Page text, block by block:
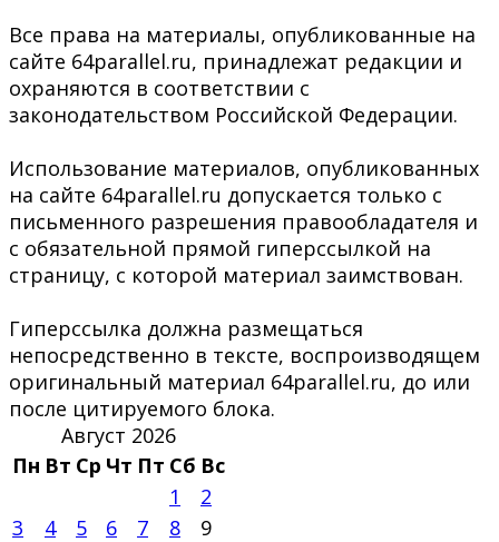
Все права на материалы, опубликованные на
сайте 64parallel.ru, принадлежат редакции и
охраняются в соответствии с
законодательством Российской Федерации.
Использование материалов, опубликованных
на сайте 64parallel.ru допускается только с
письменного разрешения правообладателя и
с обязательной прямой гиперссылкой на
страницу, с которой материал заимствован.
Гиперссылка должна размещаться
непосредственно в тексте, воспроизводящем
оригинальный материал 64parallel.ru, до или
после цитируемого блока.
Август 2026
Пн Вт Ср Чт Пт Сб Вс
1
2
3
4 5 6 7 8
9